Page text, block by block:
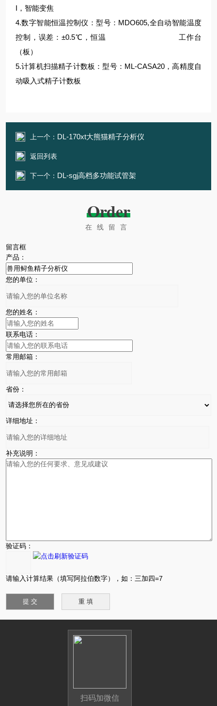
I，智能变焦
4.数字智能恒温控制仪：型号：MDO605,全自动智能温度
控制，误差：±0.5℃，恒温 工作台
（板）
5.计算机扫描精子计数板：型号：ML-CASA20，高精度自
动吸入式精子计数板
上一个： DL-170xt大熊猫精子分析仪
返回列表
下一个： DL-sgj高档多功能试管架
Order
在线留言
留言框
产品：
您的单位：
您的姓名：
联系电话：
常用邮箱：
省份：
详细地址：
补充说明：
验证码：
请输入计算结果（填写阿拉伯数字），如：三加四=7
扫码加微信